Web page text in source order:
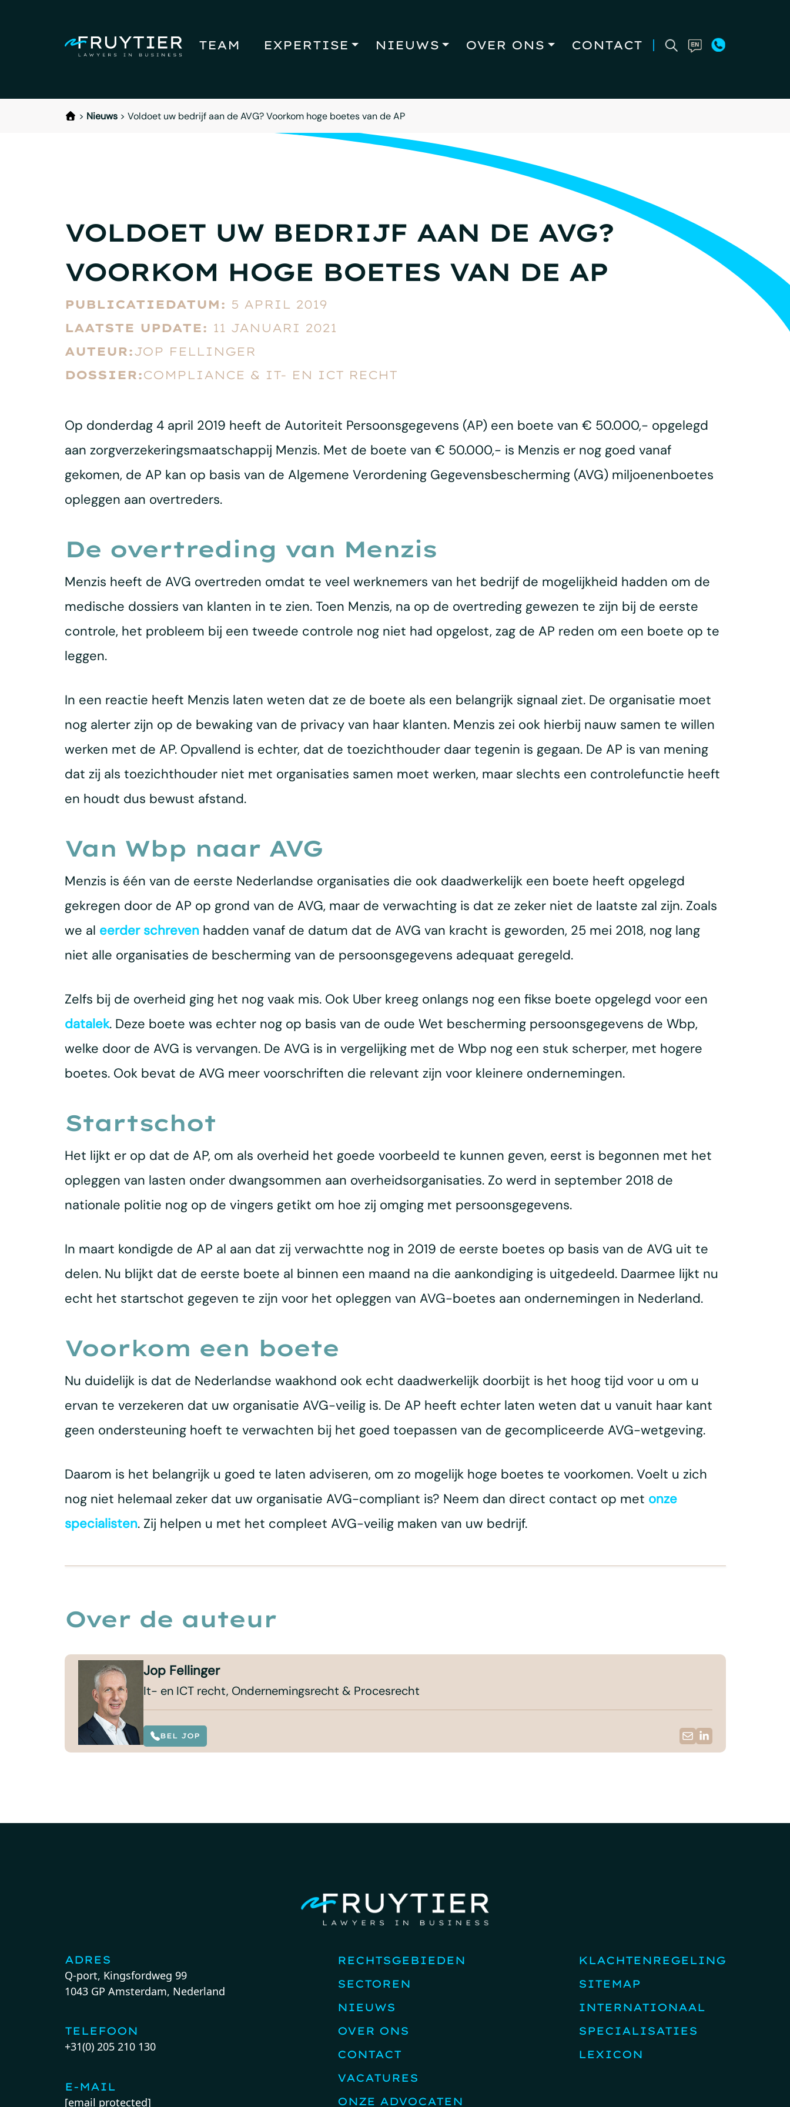
TEAM EXPERTISE NIEUWS OVER ONS CONTACT
> Nieuws> Voldoet uw bedrijf aan de AVG? Voorkom hoge boetes van de AP
VOLDOET UW BEDRIJF AAN DE AVG?
VOORKOM HOGE BOETES VAN DE AP
PUBLICATIEDATUM: 5 APRIL 2019
LAATSTE UPDATE: 11 JANUARI 2021
AUTEUR:JOP FELLINGER
DOSSIER:COMPLIANCE & IT- EN ICT RECHT
Op donderdag 4 april 2019 heeft de Autoriteit Persoonsgegevens (AP) een boete van € 50.000,- opgelegd
aan zorgverzekeringsmaatschappij Menzis. Met de boete van € 50.000,- is Menzis er nog goed vanaf
gekomen, de AP kan op basis van de Algemene Verordening Gegevensbescherming (AVG) miljoenenboetes
opleggen aan overtreders.
De overtreding van Menzis
Menzis heeft de AVG overtreden omdat te veel werknemers van het bedrijf de mogelijkheid hadden om de
medische dossiers van klanten in te zien. Toen Menzis, na op de overtreding gewezen te zijn bij de eerste
controle, het probleem bij een tweede controle nog niet had opgelost, zag de AP reden om een boete op te
leggen.
In een reactie heeft Menzis laten weten dat ze de boete als een belangrijk signaal ziet. De organisatie moet
nog alerter zijn op de bewaking van de privacy van haar klanten. Menzis zei ook hierbij nauw samen te willen
werken met de AP. Opvallend is echter, dat de toezichthouder daar tegenin is gegaan. De AP is van mening
dat zij als toezichthouder niet met organisaties samen moet werken, maar slechts een controlefunctie heeft
en houdt dus bewust afstand.
Van Wbp naar AVG
Menzis is één van de eerste Nederlandse organisaties die ook daadwerkelijk een boete heeft opgelegd
gekregen door de AP op grond van de AVG, maar de verwachting is dat ze zeker niet de laatste zal zijn. Zoals
we al eerder schrevenhadden vanaf de datum dat de AVG van kracht is geworden, 25 mei 2018, nog lang
niet alle organisaties de bescherming van de persoonsgegevens adequaat geregeld.
Zelfs bij de overheid ging het nog vaak mis. Ook Uber kreeg onlangs nog een fikse boete opgelegd voor een
datalek. Deze boete was echter nog op basis van de oude Wet bescherming persoonsgegevens de Wbp,
welke door de AVG is vervangen. De AVG is in vergelijking met de Wbp nog een stuk scherper, met hogere
boetes. Ook bevat de AVG meer voorschriften die relevant zijn voor kleinere ondernemingen.
Startschot
Het lijkt er op dat de AP, om als overheid het goede voorbeeld te kunnen geven, eerst is begonnen met het
opleggen van lasten onder dwangsommen aan overheidsorganisaties. Zo werd in september 2018 de
nationale politie nog op de vingers getikt om hoe zij omging met persoonsgegevens.
In maart kondigde de AP al aan dat zij verwachtte nog in 2019 de eerste boetes op basis van de AVG uit te
delen. Nu blijkt dat de eerste boete al binnen een maand na die aankondiging is uitgedeeld. Daarmee lijkt nu
echt het startschot gegeven te zijn voor het opleggen van AVG-boetes aan ondernemingen in Nederland.
Voorkom een boete
Nu duidelijk is dat de Nederlandse waakhond ook echt daadwerkelijk doorbijt is het hoog tijd voor u om u
ervan te verzekeren dat uw organisatie AVG-veilig is. De AP heeft echter laten weten dat u vanuit haar kant
geen ondersteuning hoeft te verwachten bij het goed toepassen van de gecompliceerde AVG-wetgeving.
Daarom is het belangrijk u goed te laten adviseren, om zo mogelijk hoge boetes te voorkomen. Voelt u zich
nog niet helemaal zeker dat uw organisatie AVG-compliant is? Neem dan direct contact op met onze
specialisten. Zij helpen u met het compleet AVG-veilig maken van uw bedrijf.
Over de auteur
Jop Fellinger
It- en ICT recht, Ondernemingsrecht & Procesrecht
BEL JOP
ADRES
Q-port, Kingsfordweg 99
1043 GP Amsterdam, Nederland
TELEFOON
+31(0) 205 210 130
E-MAIL
[email protected]
RECHTSGEBIEDEN
SECTOREN
NIEUWS
OVER ONS
CONTACT
VACATURES
ONZE ADVOCATEN
KLACHTENREGELING
SITEMAP
INTERNATIONAAL
SPECIALISATIES
LEXICON